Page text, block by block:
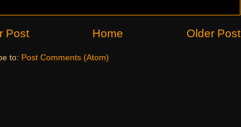
Post Older Post
Home
to: Post Comments (Atom)